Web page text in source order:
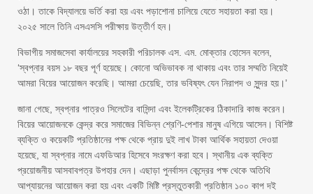
ওঠা। তাকে বিদ্যালয়ে ভর্তি করা হয় এবং পড়াশোনা চালিয়ে যেতে সহায়তা করা হয়।
২০২৫ সালে তিনি এসএসসি পরীক্ষায় উত্তীর্ণ হন।
বিভাগীয় সমাজসেবা কার্যালয়ের সহকারী পরিচালক এস. এম. মোক্তার হোসেন বলেন,
‘স্বপ্নার বয়স ১৮ বছর পূর্ণ হয়েছে। কোনো অভিভাবক না থাকায় এবং তার সম্মতি নিয়েই
আমরা বিয়ের আয়োজন করেছি। আমরা চেয়েছি, তার ভবিষ্যৎ যেন নিরাপদ ও সুন্দর হয়।’
জানা গেছে, স্বপ্নার পাত্রও সিলেটের বাসিন্দা এবং ইলেকট্রিকের ঠিকাদারি কাজ করেন।
বিয়ের আয়োজনকে কেন্দ্র করে সমাজের বিভিন্ন শ্রেণি-পেশার মানুষ এগিয়ে আসেন। বিশিষ্ট
ব্যক্তি ও কয়েকটি প্রতিষ্ঠানের পক্ষ থেকে প্রায় দুই লাখ টাকা আর্থিক সহায়তা দেওয়া
হয়েছে, যা স্বপ্নার নামে এফডিআর হিসেবে সংরক্ষণ করা হবে। স্থানীয় এক ব্যক্তি
প্রয়োজনীয় আসবাবপত্র উপহার দেন। এছাড়া পুনর্বাসন কেন্দ্রের পক্ষ থেকে অতিথি
আপ্যায়নের আয়োজন করা হয় এবং একটি মিষ্টি প্রস্তুতকারী প্রতিষ্ঠান ১০০ কাপ দই